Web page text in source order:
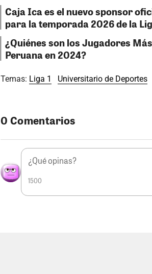
Caja Ica es el nuevo sponsor
para la temporada 2026 de la
¿Quiénes son los Jugadores
Peruana en 2024?
Temas: Liga 1 Universitario de Deportes
0 Comentarios
1500